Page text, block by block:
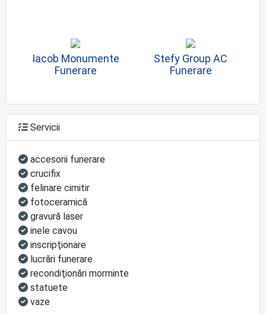
Iacob Monumente
Funerare
Stefy Group AC
Funerare
Servicii
accesorii funerare
crucifix
felinare cimitir
fotoceramică
gravură laser
inele cavou
inscripţionare
lucrări funerare
recondiţionări morminte
statuete
vaze